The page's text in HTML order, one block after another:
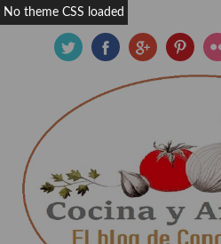
No theme CSS loaded